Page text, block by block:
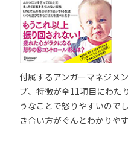
付属するアンガーマネジメ
プ、特徴が全11項目にわた
うなことで怒りやすいので
き合い方がぐんとわかりや